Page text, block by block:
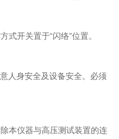
式开关置于“闪络”位置。
人身安全及设备安全。必须
本仪器与高压测试装置的连